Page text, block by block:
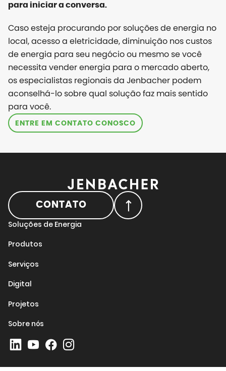
para iniciar a conversa.
Caso esteja procurando por soluções de energia no
local, acesso a eletricidade, diminuição nos custos
de energia para seu negócio ou mesmo se você
necessita vender energia para o mercado aberto,
os especialistas regionais da Jenbacher podem
aconselhá-lo sobre qual solução faz mais sentido
para você.
ENTRE EM CONTATO CONOSCO
CONTATO
Soluções de Energia
Produtos
Serviços
Digital
Projetos
Sobre nós